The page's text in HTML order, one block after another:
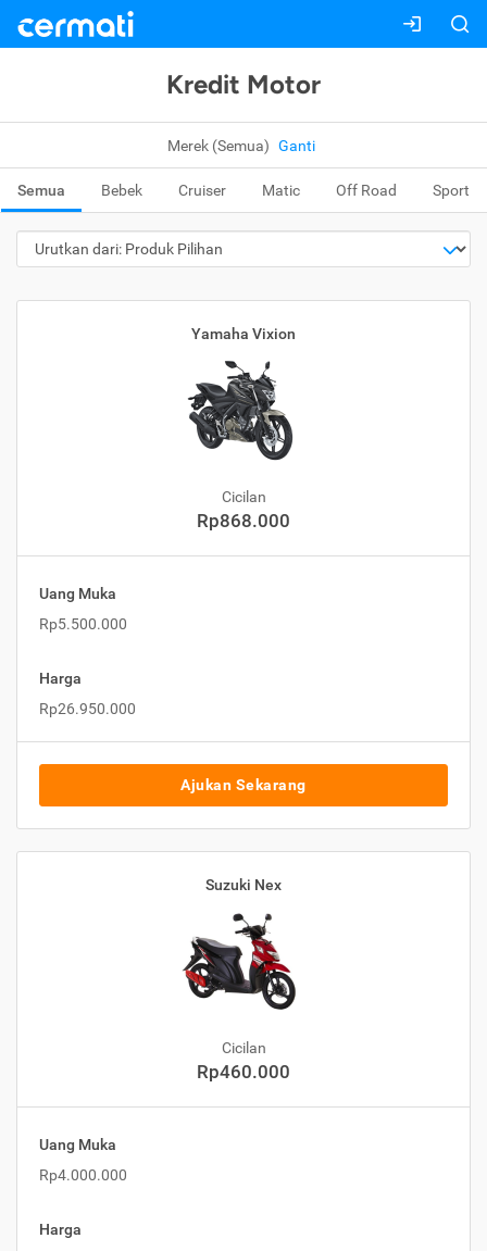
Kredit Motor
Merek (Semua) Ganti
Semua Bebek Cruiser Matic Off Road Sport
Yamaha Vixion
Cicilan
Rp868.000
Uang Muka
Rp5.500.000
Harga
Rp26.950.000
Ajukan Sekarang
Suzuki Nex
Cicilan
Rp460.000
Uang Muka
Rp4.000.000
Harga